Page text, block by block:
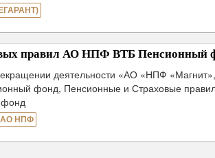
правил АО НПФ ВТБ Пенсионный
деятельности «АО «НПФ «Магнит»,
фонд, Пенсионные и Страховые
НПФ